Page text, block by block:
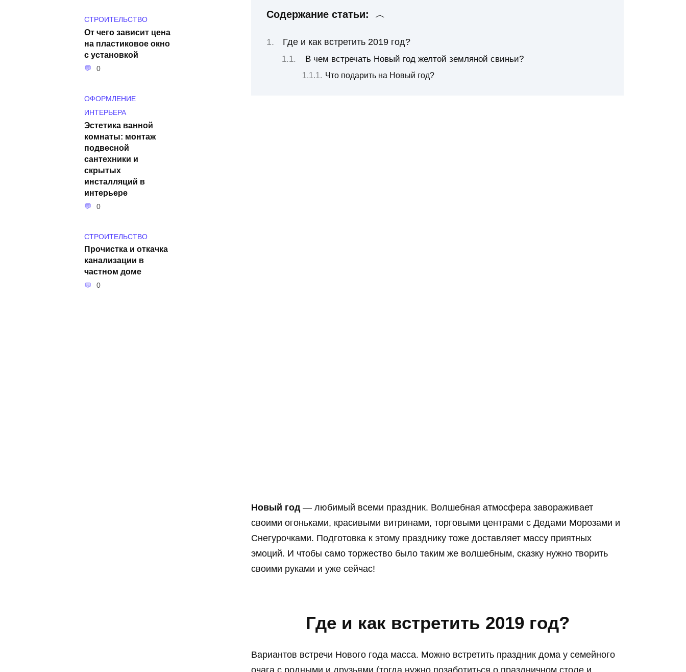
Содержание статьи:
Где и как встретить 2019 год?
В чем встречать Новый год желтой земляной свиньи?
Что подарить на Новый год?
Новый год — любимый всеми праздник. Волшебная атмосфера завораживает
своими огоньками, красивыми витринами, торговыми центрами с Дедами Морозами и
Снегурочками. Подготовка к этому празднику тоже доставляет массу приятных
эмоций. И чтобы само торжество было таким же волшебным, сказку нужно творить
своими руками и уже сейчас!
Где и как встретить 2019 год?
Вариантов встречи Нового года масса. Можно встретить праздник дома у семейного
очага с родными и друзьями (тогда нужно позаботиться о праздничном столе и
СТРОИТЕЛЬСТВО
От чего зависит цена
на пластиковое окно
с установкой
0
ОФОРМЛЕНИЕ
ИНТЕРЬЕРА
Эстетика ванной
комнаты: монтаж
подвесной
сантехники и
скрытых
инсталляций в
интерьере
0
СТРОИТЕЛЬСТВО
Прочистка и откачка
канализации в
частном доме
0